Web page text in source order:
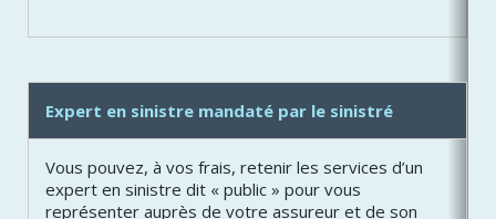
Expert en sinistre mandaté par le sinistré
Vous pouvez, à vos frais, retenir les services d’un
expert en sinistre dit « public » pour vous
représenter auprès de votre assureur et de son